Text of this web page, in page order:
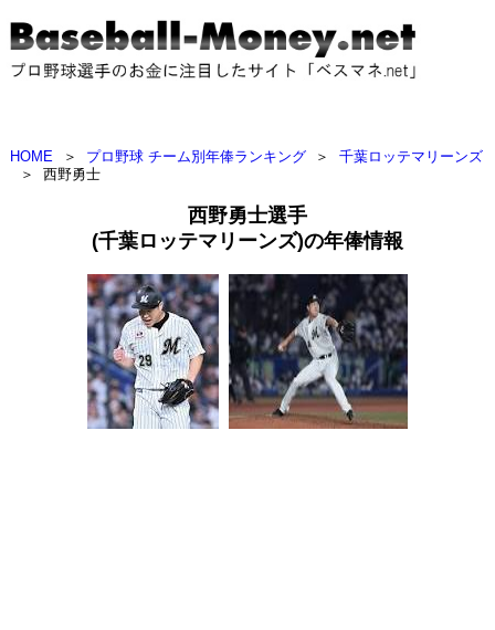
HOME ＞ プロ野球 チーム別年俸ランキング ＞
千葉ロッテマリーンズ
＞
西野勇士
西野勇士選手
(千葉ロッテマリーンズ)の年俸情報